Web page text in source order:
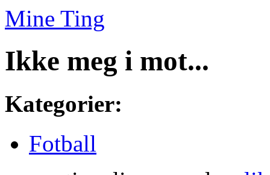
Mine Ting
Ikke meg i mot...
Kategorier:
Fotball